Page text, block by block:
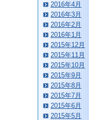
2016年4月
2016年3月
2016年2月
2016年1月
2015年12月
2015年11月
2015年10月
2015年9月
2015年8月
2015年7月
2015年6月
2015年5月